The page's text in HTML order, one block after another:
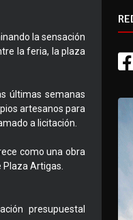
la sensación
la feria, la plaza
últimas semanas
artesanos para
a licitación.
como una obra
Plaza Artigas.
presupuestal